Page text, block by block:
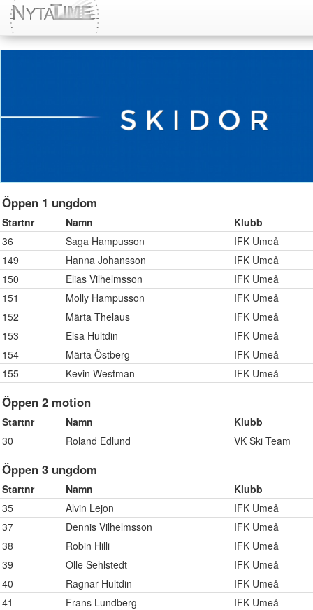
Öppen 1 ungdom
Startnr Namn
Klubb
36
Saga Hampusson
IFK Umeå
149
Hanna Johansson
IFK Umeå
150
Elias Vilhelmsson
IFK Umeå
151
Molly Hampusson
IFK Umeå
152
Märta Thelaus
IFK Umeå
153
Elsa Hultdin
IFK Umeå
154
Märta Östberg
IFK Umeå
155
Kevin Westman IFK Umeå
Öppen 2 motion
Startnr Namn
Klubb
30
Roland Edlund VK Ski Team
Öppen 3 ungdom
Startnr Namn
Klubb
35
Alvin Lejon
IFK Umeå
37
Dennis Vilhelmsson
IFK Umeå
38
Robin Hilli
IFK Umeå
39
Olle Sehlstedt
IFK Umeå
40
Ragnar Hultdin
IFK Umeå
41
Frans Lundberg
IFK Umeå